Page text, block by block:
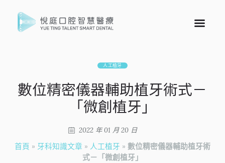
人工植牙
數位精密儀器輔助植牙術式－
「微創植牙」
2022 年 01 月 20 日
首頁 » 牙科知識文章 » 人工植牙 » 數位精密儀器輔助植牙術
式－「微創植牙」